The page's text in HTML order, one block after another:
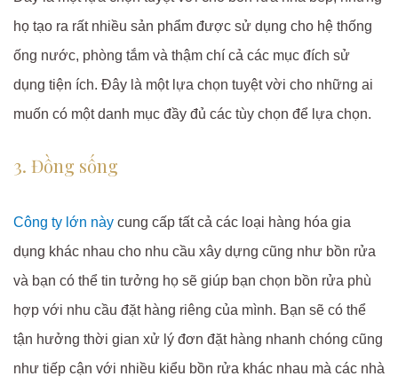
họ tạo ra rất nhiều sản phẩm được sử dụng cho hệ thống
ống nước, phòng tắm và thậm chí cả các mục đích sử
dụng tiện ích. Đây là một lựa chọn tuyệt vời cho những ai
muốn có một danh mục đầy đủ các tùy chọn để lựa chọn.
3. Đồng sống
Công ty lớn nàycung cấp tất cả các loại hàng hóa gia
dụng khác nhau cho nhu cầu xây dựng cũng như bồn rửa
và bạn có thể tin tưởng họ sẽ giúp bạn chọn bồn rửa phù
hợp với nhu cầu đặt hàng riêng của mình. Bạn sẽ có thể
tận hưởng thời gian xử lý đơn đặt hàng nhanh chóng cũng
như tiếp cận với nhiều kiểu bồn rửa khác nhau mà các nhà